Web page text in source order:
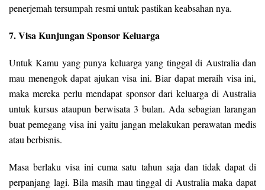
penerjemah tersumpah resmi untuk pastikan keabsahan nya.
7. Visa Kunjungan Sponsor Keluarga
Untuk Kamu yang punya keluarga yang tinggal di Australia dan
mau menengok dapat ajukan visa ini. Biar dapat meraih visa ini,
maka mereka perlu mendapat sponsor dari keluarga di Australia
untuk kursus ataupun berwisata 3 bulan. Ada sebagian larangan
buat pemegang visa ini yaitu jangan melakukan perawatan medis
atau berbisnis.
Masa berlaku visa ini cuma satu tahun saja dan tidak dapat di
perpanjang lagi. Bila masih mau tinggal di Australia maka dapat